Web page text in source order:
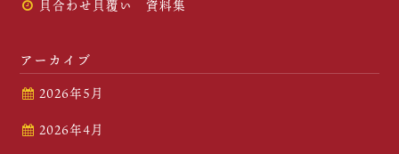
貝合わせ貝覆い 資料集
アーカイブ
2026年5月
2026年4月